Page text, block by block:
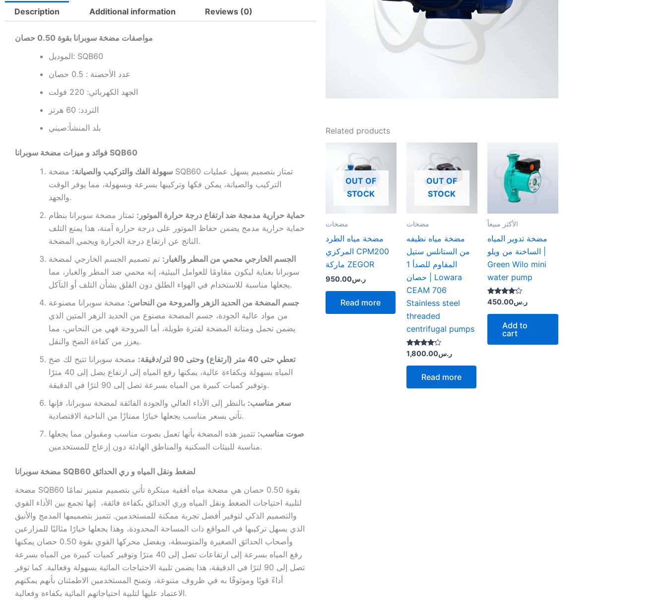
Description Additional information Reviews (0)
الموديل: SQB60
عدد الأحصنة : 0.5 حصان
الجهد الكهربائي: 220 فولت
التردد: 60 هرتز
بلد المنشأ:صيني
فوائد و ميزات مضخة سوبرانا SQB60
سهولة الفك والتركيب والصيانة: مضخة SQB60 تمتاز بتصميم يسهل عمليات
التركيب والصيانة، يمكن فكها وتركيبها بسرعة وبسهولة، مما يوفر الوقت
والجهد.
حماية حرارية مدمجة ضد ارتفاع درجة حرارة الموتور: تمتاز مضخة سوبرانا بنظام
حماية حرارية مدمج يضمن حفاظ الموتور على درجة حرارة آمنة، هذا يمنع التلف
الناتج عن ارتفاع درجة الحرارة ويحمي المضخة.
الجسم الخارجي محمي من المطر والغبار: تم تصميم الجسم الخارجي لمضخة
سوبرانا بعناية ليكون مقاومًا للعوامل البيئية، إنه محمي ضد المطر والغبار، مما
يجعلها مناسبة للاستخدام في الهواء الطلق دون القلق بشأن التلف أو التآكل.
جسم المضخة من الحديد الزهر والمروحة من النحاس: مضخة سوبرانا مصنوعة
من مواد عالية الجودة، جسم المضخة مصنوع من الحديد الزهر المتين الذي
يضمن تحمل ومتانة المضخة لفترة طويلة، أما المروحة فهي من النحاس، مما
يعزز من كفاءة الضخ والنقل.
تعطي حتى 40 متر (ارتفاع) وحتى 90 لتر/دقيقة:
مضخة سوبرانا تتيح لك ضخ
المياه بسهولة وبكفاءة عالية، يمكنها رفع المياه إلى ارتفاع يصل إلى 40 مترًا
وتوفير كميات كبيرة من المياه بسرعة تصل إلى 90 لترًا في الدقيقة.
سعر مناسب: بالنظر إلى الأداء العالي والجودة الفائقة لمضخة سوبرانا، فإنها
تأتي بسعر مناسب يجعلها خيارًا ممتازًا من الناحية الاقتصادية.
صوت مناسب: تتميز هذه المضخة بأنها تعمل بصوت مناسب ومقبولن مما يجعلها
مناسبة للبيئات السكنية والمناطق الهادئة دون إزعاج للمستخدمين.
مضخة سوبرانا SQB60 لضغط ونقل المياه و ري الحدائق
مضخة SQB60 بقوة 0.50 حصان هي مضخة مياه أفقية مبتكرة تأتي بتصميم متميز تمامًا
لتلبية احتياجات الضغط ونقل المياه وري الحدائق بكفاءة فائقة، إنها تجمع بين الأداء القوي
والتصميم الذكي لتوفير أفضل تجربة ممكنة للمستخدمين. تتميز بتصميمها المدمج والأنيق
الذي يسهل تركيبها في المواقع ذات المساحة المحدودة، وهذا يجعلها خيارًا مثاليًا للمزارعين
وأصحاب الحدائق الصغيرة والمتوسطة، وبفضل محركها القوي بقوة 0.50 حصان يمكنها
رفع المياه بسرعة إلى ارتفاعات تصل إلى 40 مترًا وتوفير كميات كبيرة من المياه بسرعة
تصل إلى 90 لترًا في الدقيقة، هذا يضمن تلبية الاحتياجات المائية بسهولة وفعالية. كما توفر
أداءً قويًا وموثوقًا به في ظروف متنوعة، وتمنح المستخدمين الاطمئنان بأنهم يمكنهم
الاعتماد عليها لتلبية احتياجاتهم المائية بكفاءة وفعالية.
Related products
OUT OF
STOCK
مضخات
مضخة مياه الطرد
المركزي CPM200
ماركة ZEGOR
950.00ر.س
Read more
OUT OF
STOCK
مضخات
مضخة مياه نظيفه
من الستانلس ستيل
المقاوم للصدأ 1
حصان | Lowara
CEAM 706
Stainless steel
threaded
centrifugal pumps
Rated
4.00
out of 5
1,800.00ر.س
Read more
الأكثر مبيعاً
مضخة تدوير المياه
الساخنة من ويلو |
Green Wilo mini
water pump
Rated
4.00
out of 5
450.00ر.س
Add to
cart